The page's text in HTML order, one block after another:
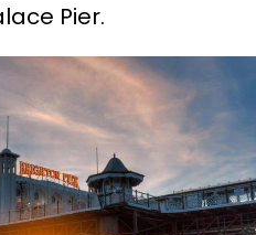
Pier.